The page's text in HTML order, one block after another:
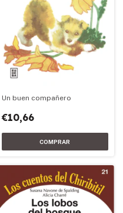
Un buen compañero
€10,66